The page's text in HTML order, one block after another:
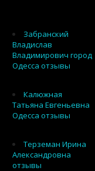
Забранский
Владислав
Владимирович город
Одесса отзывы
Калюжная
Татьяна Евгеньевна
Одесса отзывы
Терземан Ирина
Александровна
отзывы